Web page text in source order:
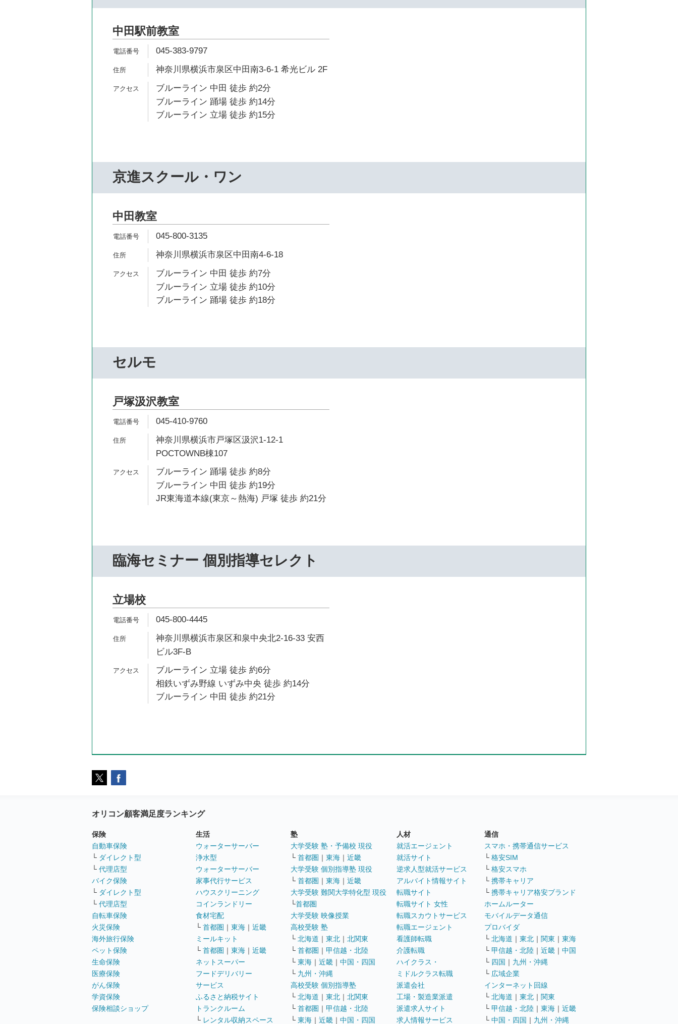
中田駅前教室
045-383-9797
神奈川県横浜市泉区中田南3-6-1 希光ビル 2F
ブルーライン 中田 徒歩 約2分
ブルーライン 踊場 徒歩 約14分
ブルーライン 立場 徒歩 約15分
京進スクール・ワン
中田教室
045-800-3135
神奈川県横浜市泉区中田南4-6-18
ブルーライン 中田 徒歩 約7分
ブルーライン 立場 徒歩 約10分
ブルーライン 踊場 徒歩 約18分
セルモ
戸塚汲沢教室
045-410-9760
神奈川県横浜市戸塚区汲沢1-12-1
POCTOWNB棟107
ブルーライン 踊場 徒歩 約8分
ブルーライン 中田 徒歩 約19分
JR東海道本線(東京～熱海) 戸塚 徒歩 約21分
臨海セミナー 個別指導セレクト
立場校
045-800-4445
神奈川県横浜市泉区和泉中央北2-16-33 安西
ビル3F-B
ブルーライン 立場 徒歩 約6分
相鉄いずみ野線 いずみ中央 徒歩 約14分
ブルーライン 中田 徒歩 約21分
オリコン顧客満足度ランキング
保険
自動車保険
└ ダイレクト型
└ 代理店型
バイク保険
└ ダイレクト型
└ 代理店型
自転車保険
火災保険
海外旅行保険
ペット保険
生命保険
医療保険
がん保険
学資保険
保険相談ショップ
生活
ウォーターサーバー
浄水型
ウォーターサーバー
家事代行サービス
ハウスクリーニング
コインランドリー
食材宅配
└ 首都圏 ｜ 東海 ｜ 近畿
ミールキット
└ 首都圏 ｜ 東海 ｜ 近畿
ネットスーパー
フードデリバリー
サービス
ふるさと納税サイト
トランクルーム
└ レンタル収納スペース
塾
大学受験 塾・予備校 現役
└ 首都圏 ｜ 東海 ｜ 近畿
大学受験 個別指導塾 現役
└ 首都圏 ｜ 東海 ｜ 近畿
大学受験 難関大学特化型 現役
└首都圏
大学受験 映像授業
高校受験 塾
└ 北海道 ｜ 東北 ｜ 北関東
└ 首都圏 ｜ 甲信越・北陸
└ 東海 ｜ 近畿 ｜ 中国・四国
└ 九州・沖縄
高校受験 個別指導塾
└ 北海道 ｜ 東北 ｜ 北関東
└ 首都圏 ｜ 甲信越・北陸
└ 東海 ｜ 近畿 ｜ 中国・四国
人材
就活エージェント
就活サイト
逆求人型就活サービス
アルバイト情報サイト
転職サイト
転職サイト 女性
転職スカウトサービス
転職エージェント
看護師転職
介護転職
ハイクラス・
ミドルクラス転職
派遣会社
工場・製造業派遣
派遣求人サイト
求人情報サービス
通信
スマホ・携帯通信サービス
└ 格安SIM
└ 格安スマホ
└ 携帯キャリア
└ 携帯キャリア格安ブランド
ホームルーター
モバイルデータ通信
プロバイダ
└ 北海道 ｜ 東北 ｜ 関東 ｜ 東海
└ 甲信越・北陸 ｜ 近畿 ｜ 中国
└ 四国 ｜ 九州・沖縄
└ 広域企業
インターネット回線
└ 北海道 ｜ 東北 ｜ 関東
└ 甲信越・北陸 ｜ 東海 ｜ 近畿
└ 中国・四国 ｜ 九州・沖縄